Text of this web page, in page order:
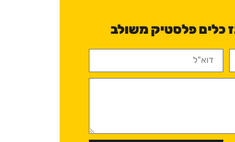
כלים פלסטיק משולב